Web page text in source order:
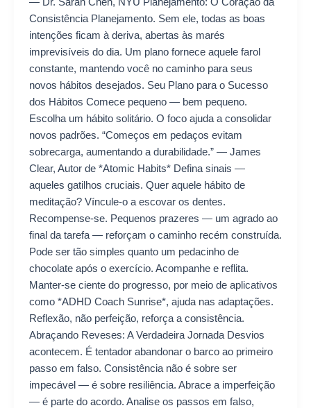
— Dr. Sarah Chen, NYU Planejamento: O Coração da
Consistência Planejamento. Sem ele, todas as boas
intenções ficam à deriva, abertas às marés
imprevisíveis do dia. Um plano fornece aquele farol
constante, mantendo você no caminho para seus
novos hábitos desejados. Seu Plano para o Sucesso
dos Hábitos Comece pequeno — bem pequeno.
Escolha um hábito solitário. O foco ajuda a consolidar
novos padrões. “Começos em pedaços evitam
sobrecarga, aumentando a durabilidade.” — James
Clear, Autor de *Atomic Habits* Defina sinais —
aqueles gatilhos cruciais. Quer aquele hábito de
meditação? Víncule-o a escovar os dentes.
Recompense-se. Pequenos prazeres — um agrado ao
final da tarefa — reforçam o caminho recém construída.
Pode ser tão simples quanto um pedacinho de
chocolate após o exercício. Acompanhe e reflita.
Manter-se ciente do progresso, por meio de aplicativos
como *ADHD Coach Sunrise*, ajuda nas adaptações.
Reflexão, não perfeição, reforça a consistência.
Abraçando Reveses: A Verdadeira Jornada Desvios
acontecem. É tentador abandonar o barco ao primeiro
passo em falso. Consistência não é sobre ser
impecável — é sobre resiliência. Abrace a imperfeição
— é parte do acordo. Analise os passos em falso,